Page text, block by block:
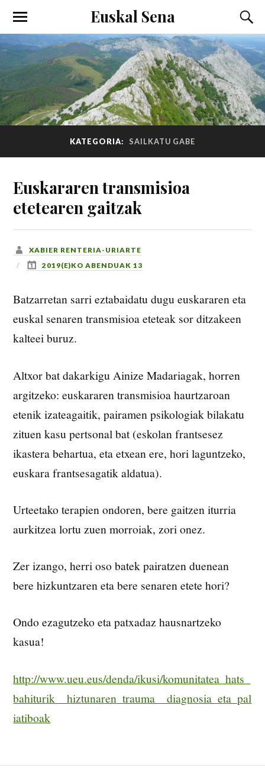
Euskal Sena
KATEGORIA: SAILKATU GABE
Euskararen transmisioa
etetearen gaitzak
XABIER RENTERIA-URIARTE
2019(E)KO ABENDUAK 13
Batzarretan sarri eztabaidatu dugu euskararen eta
euskal senaren transmisioa eteteak sor ditzakeen
kalteei buruz.
Altxor bat dakarkigu Ainize Madariagak, horren
argitzeko: euskararen transmisioa haurtzaroan
etenik izateagaitik, pairamen psikologiak bilakatu
zituen kasu pertsonal bat (eskolan frantsesez
ikastera behartua, eta etxean ere, hori laguntzeko,
euskara frantsesagatik aldatua).
Urteetako terapien ondoren, bere gaitzen iturria
aurkitzea lortu zuen morroiak, zori onez.
Zer izango, herri oso batek pairatzen duenean
bere hizkuntzaren eta bere senaren etete hori?
Ondo ezagutzeko eta patxadaz hausnartzeko
kasua!
http://www.ueu.eus/denda/ikusi/komunitatea_hats_
bahiturik__hiztunaren_trauma__diagnosia_eta_pal
iatiboak